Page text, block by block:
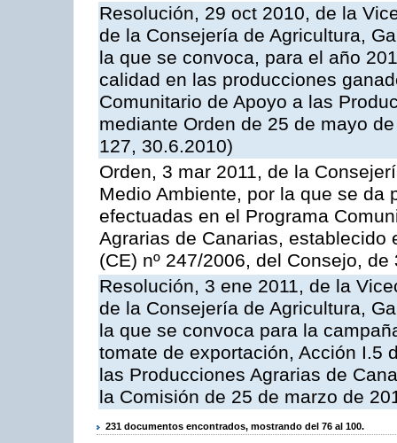
Resolución, 29 oct 2010, de la
de la Consejería de Agricultura,
la que se convoca, para el año
calidad en las producciones
Comunitario de Apoyo a las
mediante Orden de 25 de mayo
127, 30.6.2010)
Orden, 3 mar 2011, de la
Medio Ambiente, por la que se da
efectuadas en el Programa
Agrarias de Canarias,
(CE) nº 247/2006, del Consejo,
Resolución, 3 ene 2011, de la
de la Consejería de Agricultura,
la que se convoca para la
tomate de exportación, Acción I.5
las Producciones Agrarias de
la Comisión de 25 de marzo de
231 documentos encontrados, mostrando del 76 al 100.